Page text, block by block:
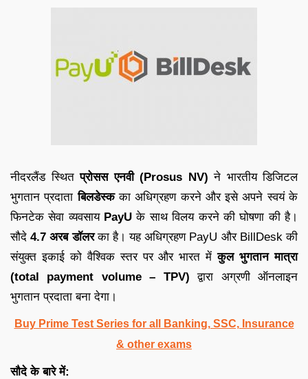
नीदरलैंड स्थितप्रोसस एनवी (Prosus NV)ने भारतीय डिजिटल
भुगतान प्रदाताबिलडेस्कका अधिग्रहण करने और इसे अपने स्वयं के
फिनटेक सेवा व्यवसाय PayU के साथ विलय करने की घोषणा की है।
सौदे 4.7 अरब डॉलरका है। यह अधिग्रहण PayU और BillDesk की
संयुक्त इकाई को वैश्विक स्तर पर और भारत मेंकुल भुगतान मात्रा
(total payment volume – TPV)द्वारा अग्रणी ऑनलाइन
भुगतान प्रदाता बना देगा।
Buy Prime Test Series for all Banking, SSC, Insurance
& other exams
सौदे के बारे में: